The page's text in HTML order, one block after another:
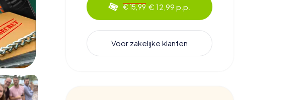
€ 15,99 € 12,99 p.p.
Voor zakelijke klanten